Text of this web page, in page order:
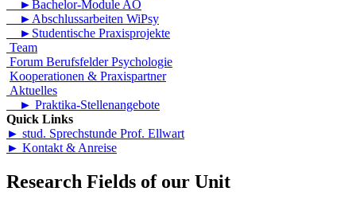
►Bachelor-Module AO
►Abschlussarbeiten WiPsy
►Studentische Praxisprojekte
Team
Forum Berufsfelder Psychologie
Kooperationen & Praxispartner
Aktuelles
► Praktika-Stellenangebote
Quick Links
► stud. Sprechstunde Prof. Ellwart
► Kontakt & Anreise
Research Fields of our Unit